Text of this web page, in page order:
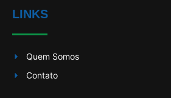
LINKS
Quem Somos
Contato